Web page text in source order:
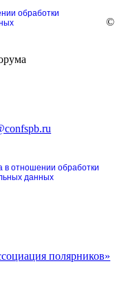
обработки
©
в отношении обработки
данных
полярников»